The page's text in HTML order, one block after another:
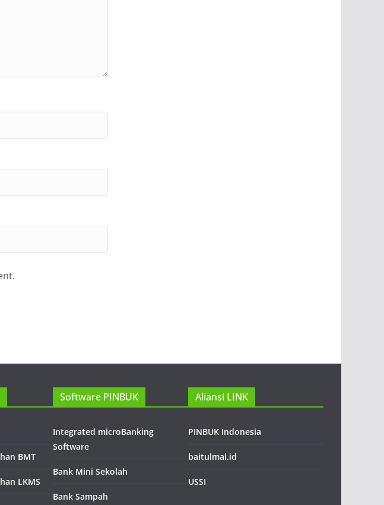
BMT
LKMS
Software PINBUK
Integrated microBanking
Software
Bank Mini Sekolah
Bank Sampah
Aliansi LINK
PINBUK Indonesia
baitulmal.id
USSI